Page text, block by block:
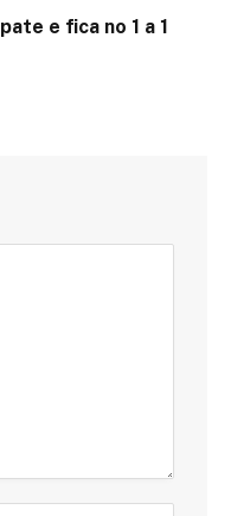
e fica no 1 a 1